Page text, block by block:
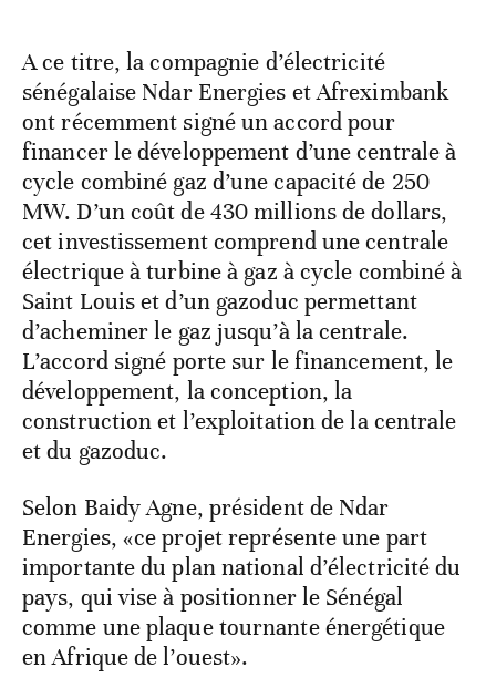
A ce titre, la compagnie d’électricité
sénégalaise Ndar Energies et Afreximbank
ont récemment signé un accord pour
financer le développement d’une centrale à
cycle combiné gaz d’une capacité de 250
MW. D’un coût de 430 millions de dollars,
cet investissement comprend une centrale
électrique à turbine à gaz à cycle combiné à
Saint Louis et d’un gazoduc permettant
d’acheminer le gaz jusqu’à la centrale.
L’accord signé porte sur le financement, le
développement, la conception, la
construction et l’exploitation de la centrale
et du gazoduc.
Selon Baidy Agne, président de Ndar
Energies, «ce projet représente une part
importante du plan national d’électricité du
pays, qui vise à positionner le Sénégal
comme une plaque tournante énergétique
en Afrique de l’ouest».